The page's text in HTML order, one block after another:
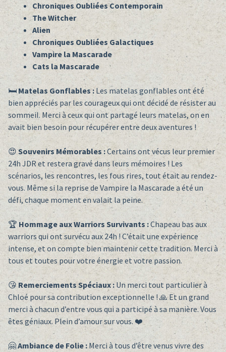
Chroniques Oubliées Contemporain
The Witcher
Alien
Chroniques Oubliées Galactiques
Vampire la Mascarade
Cats la Mascarade
🛏️Matelas Gonflables :Les matelas gonflables ont été
bien appréciés par les courageux qui ont décidé de résister au
sommeil. Merci à ceux qui ont partagé leurs matelas, on en
avait bien besoin pour récupérer entre deux aventures !
😍Souvenirs Mémorables :Certains ont vécus leur premier
24h JDR et restera gravé dans leurs mémoires ! Les
scénarios, les rencontres, les fous rires, tout était au rendez-
vous. Même si la reprise de Vampire la Mascarade a été un
défi, chaque moment en valait la peine.
🏆 Hommage aux Warriors Survivants :Chapeau bas aux
warriors qui ont survécu aux 24h ! C’était une expérience
intense, et on compte bien maintenir cette tradition. Merci à
tous et toutes pour votre énergie et votre passion.
😘 Remerciements Spéciaux :Un merci tout particulier à
Chloé pour sa contribution exceptionnelle ! 🙏 Et un grand
merci à chacun d’entre vous qui a participé à sa manière. Vous
êtes géniaux. Plein d’amour sur vous. ❤️
🤗Ambiance de Folie :Merci à tous d’être venus vivre des